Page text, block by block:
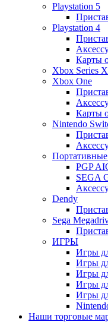
Playstation 5
Playstation 4
Карты
Xbox Series X
Xbox One
Карты
Nintendo
PGP
SEGA
Dendy
Sega
ИГРЫ
Игры
Игры
Игры
Игры
Игры
Наши торговые